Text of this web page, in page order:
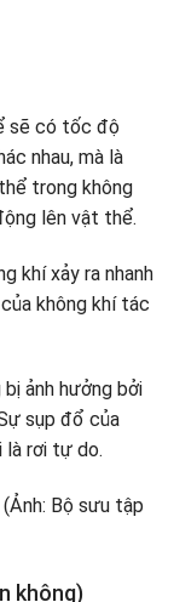
sẽ có tốc độ
nhau, mà là
trong không
lên vật thể.
khí xảy ra nhanh
không khí tác
ảnh hưởng bởi
sụp đổ của
rơi tự do.
không)